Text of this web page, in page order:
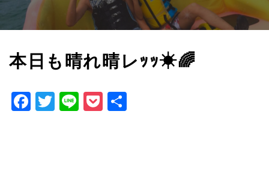
本日も晴れ晴レｯｯ☀🌈
Facebook
Twitter
LinePocket